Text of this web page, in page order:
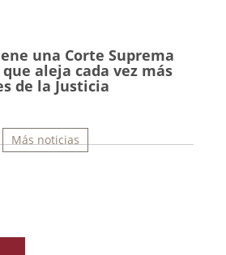
una Corte Suprema
aleja cada vez más
de la Justicia
Más noticias